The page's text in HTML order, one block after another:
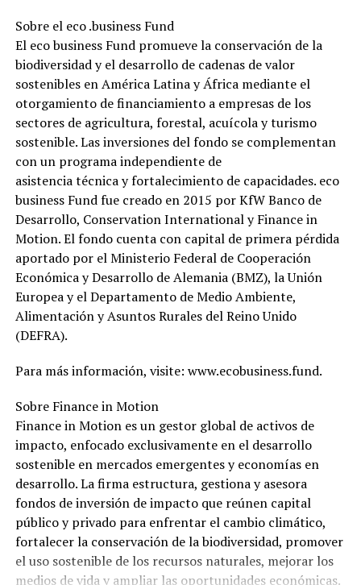
Sobre el eco .business Fund
El eco business Fund promueve la conservación de la
biodiversidad y el desarrollo de cadenas de valor
sostenibles en América Latina y África mediante el
otorgamiento de financiamiento a empresas de los
sectores de agricultura, forestal, acuícola y turismo
sostenible. Las inversiones del fondo se complementan
con un programa independiente de
asistencia técnica y fortalecimiento de capacidades. eco
business Fund fue creado en 2015 por KfW Banco de
Desarrollo, Conservation International y Finance in
Motion. El fondo cuenta con capital de primera pérdida
aportado por el Ministerio Federal de Cooperación
Económica y Desarrollo de Alemania (BMZ), la Unión
Europea y el Departamento de Medio Ambiente,
Alimentación y Asuntos Rurales del Reino Unido
(DEFRA).
Para más información, visite: www.ecobusiness.fund.
Sobre Finance in Motion
Finance in Motion es un gestor global de activos de
impacto, enfocado exclusivamente en el desarrollo
sostenible en mercados emergentes y economías en
desarrollo. La firma estructura, gestiona y asesora
fondos de inversión de impacto que reúnen capital
público y privado para enfrentar el cambio climático,
fortalecer la conservación de la biodiversidad, promover
el uso sostenible de los recursos naturales, mejorar los
medios de vida y ampliar las oportunidades económicas.